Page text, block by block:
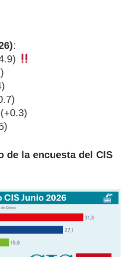
:
de la encuesta del CIS